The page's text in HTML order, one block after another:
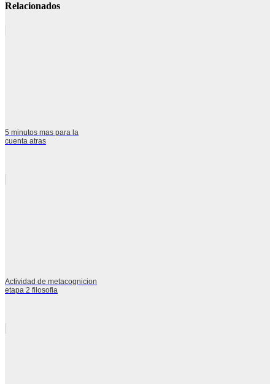
Relacionados
5 minutos mas para la
cuenta atras
Actividad de metacognicion
etapa 2 filosofia